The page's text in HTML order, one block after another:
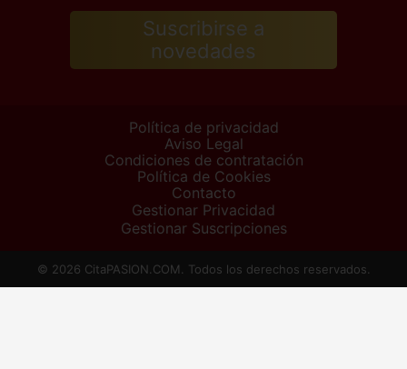
Suscribirse a
novedades
Política de privacidad
Aviso Legal
Condiciones de contratación
Política de Cookies
Contacto
Gestionar Privacidad
Gestionar Suscripciones
© 2026 CitaPASION.COM. Todos los derechos reservados.